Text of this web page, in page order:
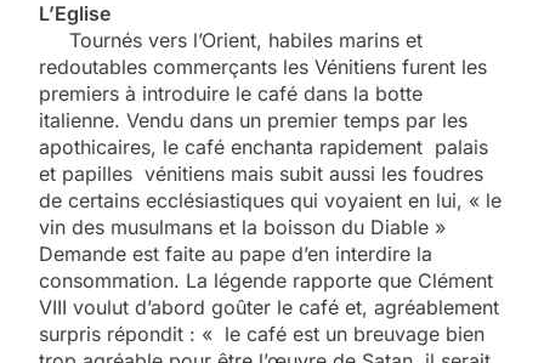
L’Eglise
Tournés vers l’Orient, habiles marins et
redoutables commerçants les Vénitiens furent les
premiers à introduire le café dans la botte
italienne. Vendu dans un premier temps par les
apothicaires, le café enchanta rapidement palais
et papilles vénitiens mais subit aussi les foudres
de certains ecclésiastiques qui voyaient en lui, « le
vin des musulmans et la boisson du Diable »
Demande est faite au pape d’en interdire la
consommation. La légende rapporte que Clément
VIII voulut d’abord goûter le café et, agréablement
surpris répondit : « le café est un breuvage bien